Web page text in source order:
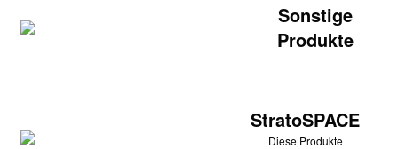
Sonstige
Produkte
StratoSPACE
Diese Produkte